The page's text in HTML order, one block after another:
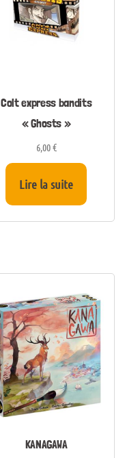
Colt express bandits
« Ghosts »
6,00€
Lire la suite
KANAGAWA